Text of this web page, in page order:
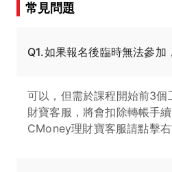
常見問題
Q1.如果報名後臨時無法參加
可以，但需於課程開始前3
財寶客服，將會扣除轉帳手
CMoney理財寶客服請點擊右